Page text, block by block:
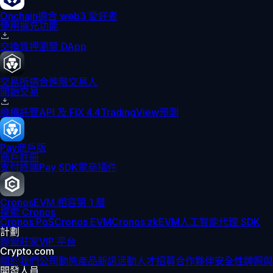
Onchain適合 web3 愛好者
使用擴充功能
交換質押瀏覽 DApp
交易所適合進階交易人
開始交易
機構託管API 及 FIX 4.4TradingView預測
Pay商戶版
商戶註冊
支付終端Pay SDK電商插件
CronosEVM 相容第 1 層
探索 Cronos
Cronos PoSCronos EVMCronos zkEVM人工智能代理 SDK
計劃
聯盟莊家VIP 平台
Crypto.com
關於我們公司動態產品新訊活動人才招募合作夥伴安全性牌照
開發人員